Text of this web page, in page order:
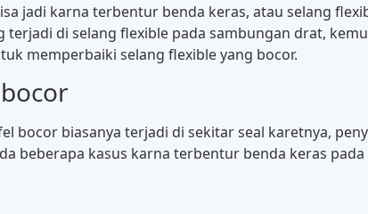
jadi karna terbentur benda keras, atau selang
terjadi di selang flexible pada sambungan drat,
memperbaiki selang flexible yang bocor.
bocor biasanya terjadi di sekitar seal karetnya,
beberapa kasus karna terbentur benda keras